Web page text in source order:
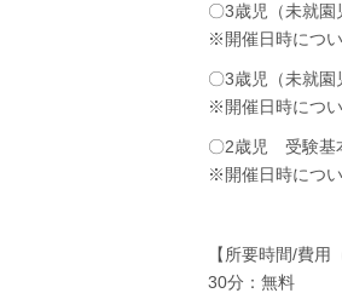
〇3歳児（未就
※開催日時につ
〇3歳児（未就
※開催日時につ
〇2歳児 受験基
※開催日時につ
【所要時間/費用
30分：無料